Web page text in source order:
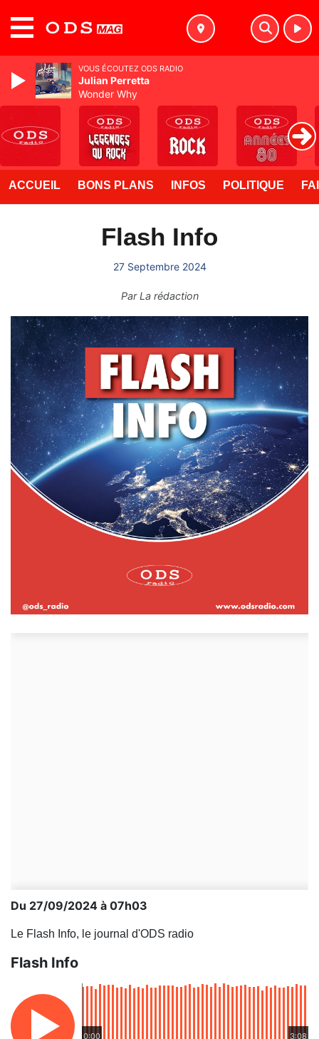
ACCUEIL BONS PLANS INFOS POLITIQUE
Flash Info
27 Septembre 2024
ParLa rédaction
Du 27/09/2024 à 07h03
Le Flash Info, le journal d'ODS radio
Flash Info
0:00 3:08
VOUS ÉCOUTEZ ODS RADIO
Julian Perretta
Wonder Why